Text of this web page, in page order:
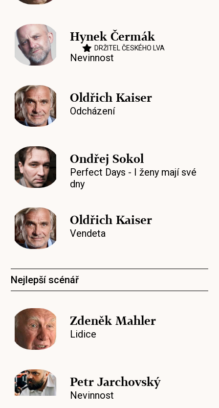
Hynek Čermák
DRŽITEL ČESKÉHO LVA
Nevinnost
Oldřich Kaiser
Odcházení
Ondřej Sokol
Perfect Days - I ženy mají své
dny
Oldřich Kaiser
Vendeta
Nejlepší scénář
Zdeněk Mahler
Lidice
Petr Jarchovský
Nevinnost